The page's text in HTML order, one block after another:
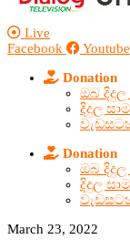
Live
Facebook
Youtube
Donation
ඔබ
දිදුල
Donation
ඔබ
දිදුල
March 23, 2022